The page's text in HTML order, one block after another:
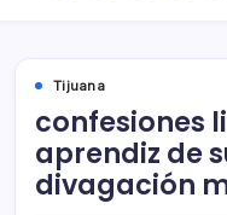
Tijuana
confesiones
aprendiz de
divagación